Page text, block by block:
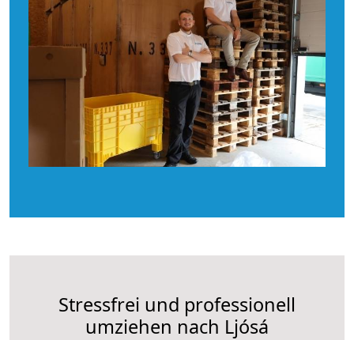
Stressfrei und professionell
umziehen nach Ljósá